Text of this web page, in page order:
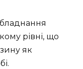
рівні, що
як